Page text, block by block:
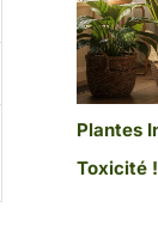
Plantes
Toxicité !